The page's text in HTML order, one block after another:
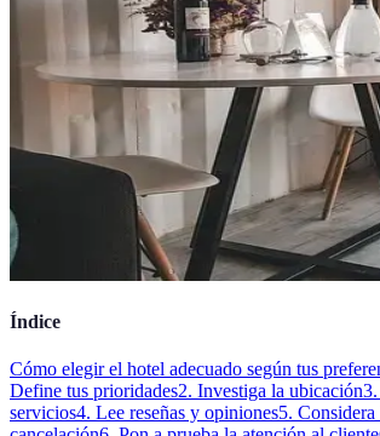
Índice
Cómo elegir el hotel adecuado según tus
Define tus prioridades2. Investiga la ubicación
servicios4. Lee reseñas y opiniones5.